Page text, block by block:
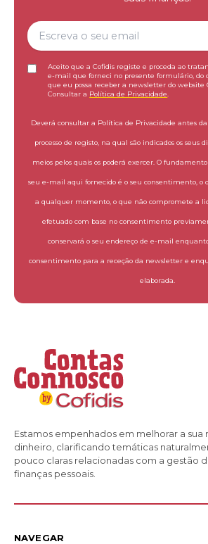
Aceito que a Cofidis registe e proceda ao
e-mail que forneci no presente formulário, do
que eu possa receber a newsletter do website
Consultar a Política de Privacidade
Deverá consultar a Política de Privacidade antes
processo de registo, na qual são indicados os seus
meios pelos quais os poderá exercer. O
seu e-mail aqui fornecido é o seu consentimento, o
a qualquer momento, o que não compromete a
efetuado com base no consentimento
conservará o seu endereço de e-mail
consentimento para a receção da newsletter e
elaborada.
Estamos empenhados em melhorar a sua
dinheiro, clarificando temáticas
pouco claras relacionadas com a gestão
finanças pessoais.
NAVEGAR